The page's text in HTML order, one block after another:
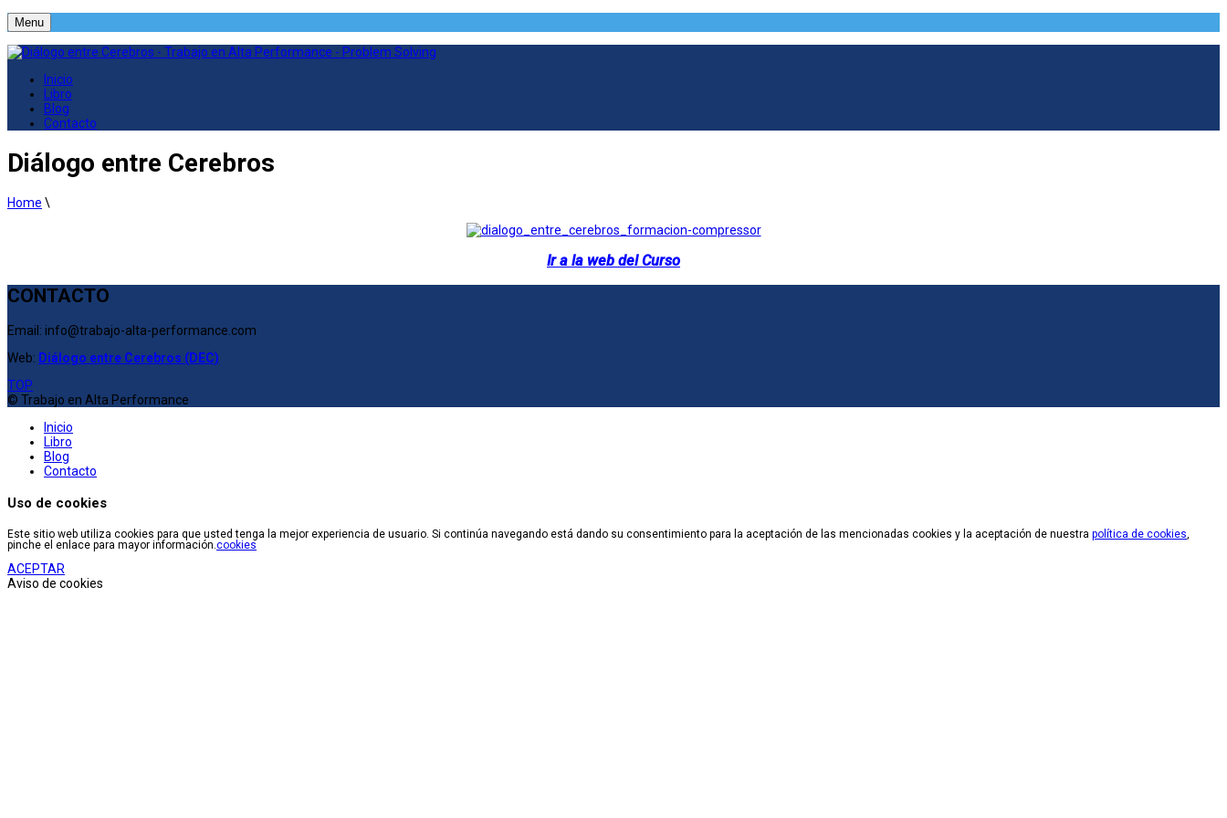
Menu
Inicio
Libro
Blog
Contacto
Diálogo entre Cerebros
Home \
Ir a la web del Curso
CONTACTO
Email: info@trabajo-alta-performance.com
Web: Diálogo entre Cerebros (DEC)
TOP
© Trabajo en Alta Performance
Inicio
Libro
Blog
Contacto
Uso de cookies
Este sitio web utiliza cookies para que usted tenga la mejor experiencia de usuario. Si continúa navegando está dando su consentimiento para la aceptación de las mencionadas cookies y la aceptación de nuestra política de cookies
pinche el enlace para mayor información. cookies
ACEPTAR
Aviso de cookies